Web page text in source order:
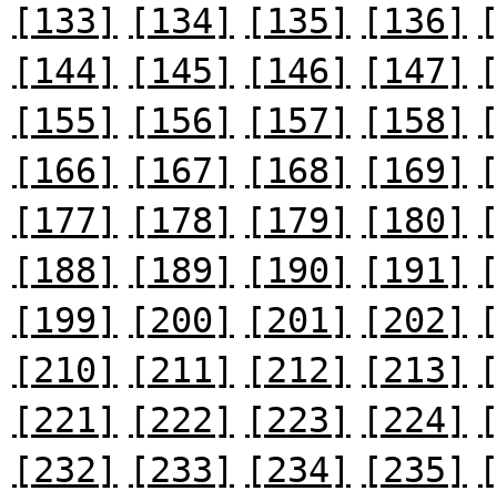
[133]
[134] [135] [136]
[144]
[145] [146] [147]
[155]
[156] [157] [158]
[166]
[167] [168] [169]
[177]
[178] [179] [180]
[188]
[189] [190] [191]
[199]
[200] [201] [202]
[210]
[211] [212] [213]
[221]
[222] [223] [224]
[232]
[233] [234] [235]